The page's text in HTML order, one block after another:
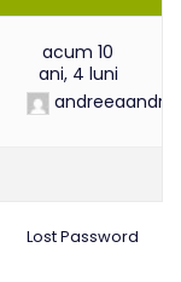
acum 10
ani, 4 luni
Lost Password